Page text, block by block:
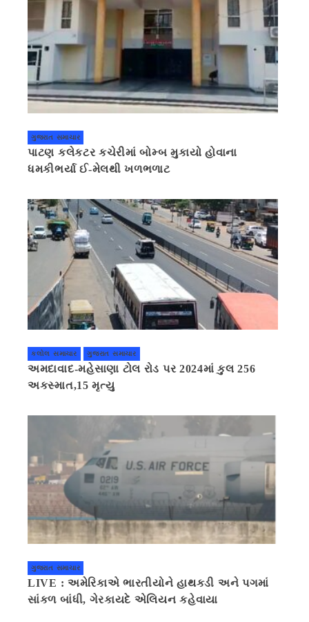
ગુજરાત સમાચાર
પાટણ કલેકટર કચેરીમાં બોમ્બ મુકાયો હોવાના
ધમકીભર્યા ઈ-મેલથી ખળભળાટ
કલોલ સમાચાર ગુજરાત સમાચાર
અમદાવાદ-મહેસાણા ટોલ રોડ પર 2024માં કુલ 256
અકસ્માત,15 મૃત્યુ
ગુજરાત સમાચાર
LIVE : અમેરિકાએ ભારતીયોને હાથકડી અને પગમાં
સાંકળ બાંધી, ગેરકાયદે એલિયન કહેવાયા